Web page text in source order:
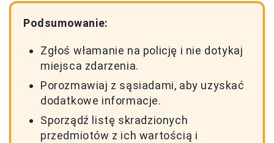
Podsumowanie:
Zgłoś włamanie na policję i nie dotykaj
miejsca zdarzenia.
Porozmawiaj z sąsiadami, aby uzyskać
dodatkowe informacje.
Sporządź listę skradzionych
przedmiotów z ich wartością i